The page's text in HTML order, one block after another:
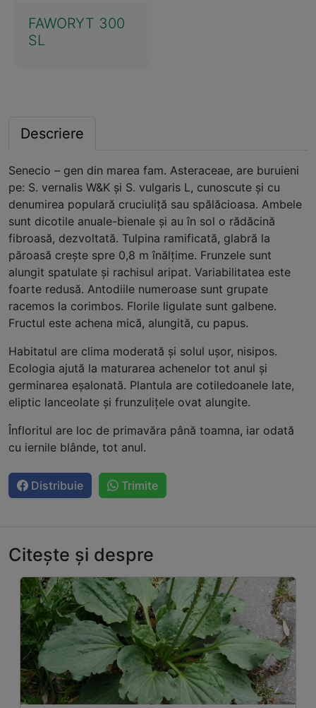
FAWORYT 300
SL
Descriere
Senecio – gen din marea fam. Asteraceae, are buruieni
pe: S. vernalis W&K şi S. vulgaris L, cunoscute și cu
denumirea populară cruciuliță sau spălăcioasa. Ambele
sunt dicotile anuale-bienale şi au în sol o rădăcină
fibroasă, dezvoltată. Tulpina ramificată, glabră la
păroasă creşte spre 0,8 m înălţime. Frunzele sunt
alungit spatulate şi rachisul aripat. Variabilitatea este
foarte redusă. Antodiile numeroase sunt grupate
racemos la corimbos. Florile ligulate sunt galbene.
Fructul este achena mică, alungită, cu papus.
Habitatul are clima moderată şi solul uşor, nisipos.
Ecologia ajută la maturarea achenelor tot anul şi
germinarea eşalonată. Plantula are cotiledoanele late,
eliptic lanceolate şi frunzuliţele ovat alungite.
Înfloritul are loc de primavăra până toamna, iar odată
cu iernile blânde, tot anul.
Distribuie Trimite
Citește și despre